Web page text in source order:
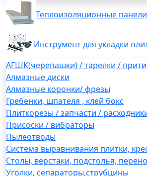
Теплоизоляционные панели
Инструмент для укладки
АГШК(черепашки) / тарелки /
Алмазные диски
Алмазные коронки/ фрезы
Гребенки, шпателя , клей бокс
Плиткорезы / запчасти /
Присоски / вибраторы
Пылеотводы
Система выравнивания плитки,
Столы, верстаки, подстолья,
Уголки, сепараторы,струбцины